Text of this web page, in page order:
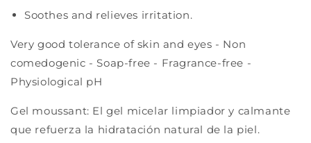
Soothes and relieves irritation.
Very good tolerance of skin and eyes - Non
comedogenic - Soap-free - Fragrance-free -
Physiological pH
Gel moussant: El gel micelar limpiador y calmante
que refuerza la hidratación natural de la piel.